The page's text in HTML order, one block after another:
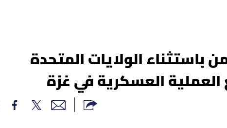
باستثناء الولايات المتحدة
العسكرية في غزة